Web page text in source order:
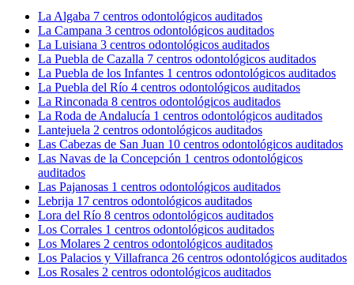
La Algaba 7 centros odontológicos auditados
La Campana 3 centros odontológicos auditados
La Luisiana 3 centros odontológicos auditados
La Puebla de Cazalla 7 centros odontológicos auditados
La Puebla de los Infantes 1 centros odontológicos auditados
La Puebla del Río 4 centros odontológicos auditados
La Rinconada 8 centros odontológicos auditados
La Roda de Andalucía 1 centros odontológicos auditados
Lantejuela 2 centros odontológicos auditados
Las Cabezas de San Juan 10 centros odontológicos auditados
Las Navas de la Concepción 1 centros odontológicos
auditados
Las Pajanosas 1 centros odontológicos auditados
Lebrija 17 centros odontológicos auditados
Lora del Río 8 centros odontológicos auditados
Los Corrales 1 centros odontológicos auditados
Los Molares 2 centros odontológicos auditados
Los Palacios y Villafranca 26 centros odontológicos auditados
Los Rosales 2 centros odontológicos auditados